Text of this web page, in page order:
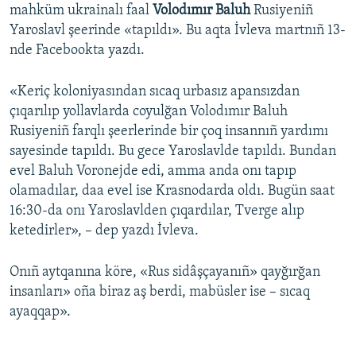
RFE/RS bütün saytları
mahküm ukrainalı faal Volodımır BaluhRusiyeniñ
Yaroslavl şeerinde «tapıldı». Bu aqta İvleva martnıñ 13-
nde Facebookta yazdı.
«Keriç koloniyasından sıcaq urbasız apansızdan
çıqarılıp yollavlarda coyulğan Volodımır Baluh
Rusiyeniñ farqlı şeerlerinde bir çoq insannıñ yardımı
sayesinde tapıldı. Bu gece Yaroslavlde tapıldı. Bundan
evel Baluh Voronejde edi, amma anda onı tapıp
olamadılar, daa evel ise Krasnodarda oldı. Bugün saat
16:30-da onı Yaroslavlden çıqardılar, Tverge alıp
ketedirler», – dep yazdı İvleva.
Onıñ aytqanına köre, «Rus sidâşçayanıñ» qayğırğan
insanları» oña biraz aş berdi, mabüsler ise – sıcaq
ayaqqap».